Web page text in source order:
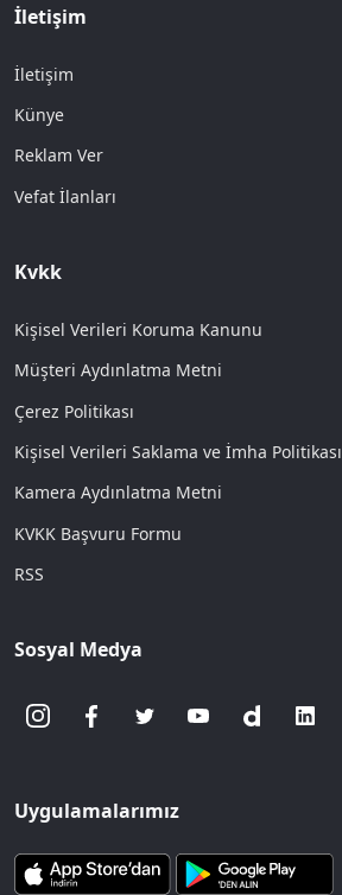
İletişim
İletişim
Künye
Reklam Ver
Vefat İlanları
Kvkk
Kişisel Verileri Koruma Kanunu
Müşteri Aydınlatma Metni
Çerez Politikası
Kişisel Verileri Saklama ve İmha Politikası
Kamera Aydınlatma Metni
KVKK Başvuru Formu
RSS
Sosyal Medya
Uygulamalarımız